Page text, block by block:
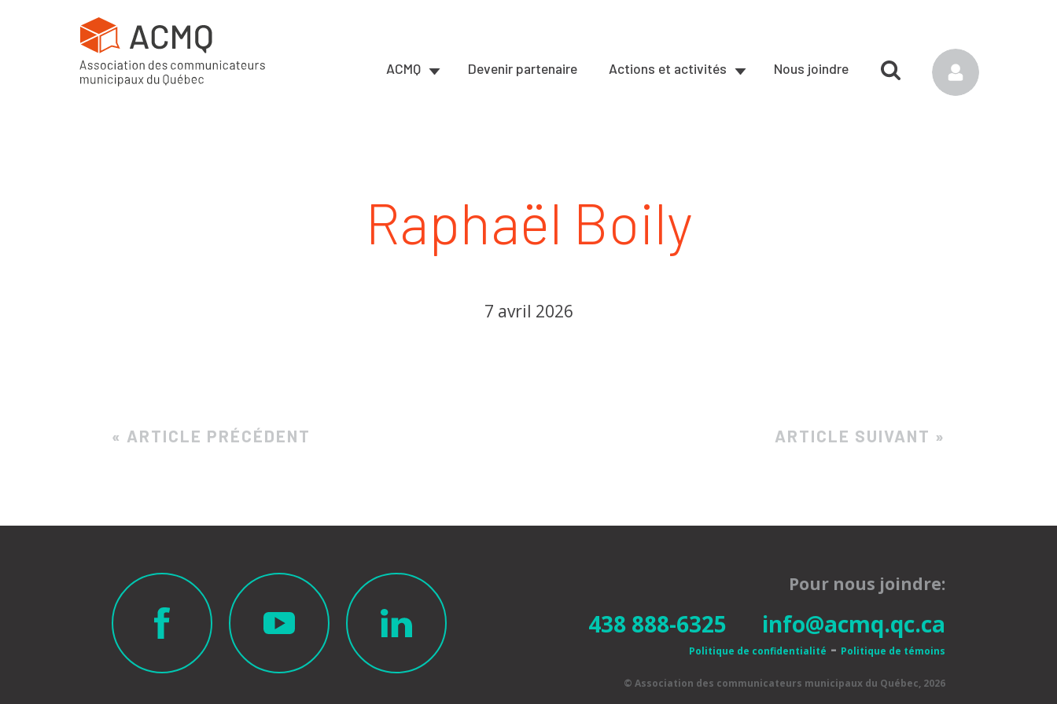
ACMQ Devenir partenaire Actions et activités Nous joindre
Raphaël Boily
7 avril 2026
« ARTICLE PRÉCÉDENT ARTICLE SUIVANT »
Pour nous joindre:
438 888-6325 info@acmq.qc.ca
Politique de confidentialité - Politique de témoins
© Association des communicateurs municipaux du Québec, 2026